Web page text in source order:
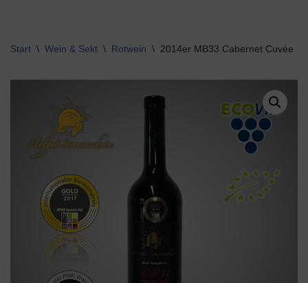
Start \ Wein & Sekt \ Rotwein \ 2014er MB33 Cabernet Cuvée